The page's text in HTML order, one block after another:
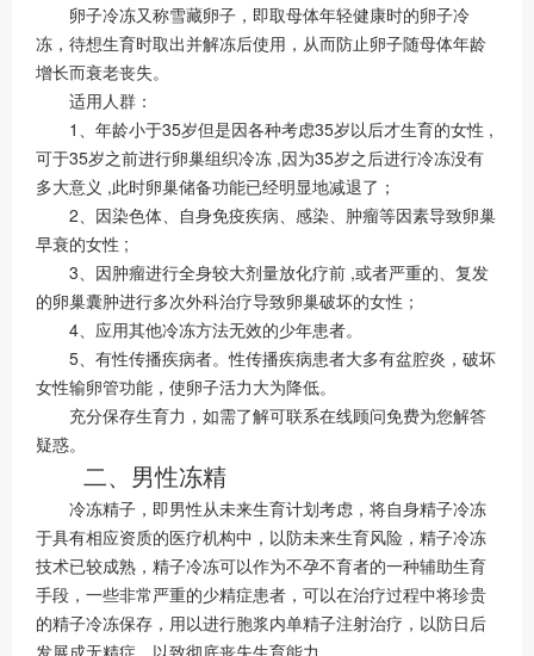
卵子冷冻又称雪藏卵子，即取母体年轻健康时的卵子冷
冻，待想生育时取出并解冻后使用，从而防止卵子随母体年龄
增长而衰老丧失。
适用人群：
1、年龄小于35岁但是因各种考虑35岁以后才生育的女性 ,
可于35岁之前进行卵巢组织冷冻 ,因为35岁之后进行冷冻没有
多大意义 ,此时卵巢储备功能已经明显地减退了；
2、因染色体、自身免疫疾病、感染、肿瘤等因素导致卵巢
早衰的女性 ;
3、因肿瘤进行全身较大剂量放化疗前 ,或者严重的、复发
的卵巢囊肿进行多次外科治疗导致卵巢破坏的女性；
4、应用其他冷冻方法无效的少年患者。
5、有性传播疾病者。性传播疾病患者大多有盆腔炎，破坏
女性输卵管功能，使卵子活力大为降低。
充分保存生育力，如需了解可联系在线顾问免费为您解答
疑惑。
二、男性冻精
冷冻精子，即男性从未来生育计划考虑，将自身精子冷冻
于具有相应资质的医疗机构中，以防未来生育风险，精子冷冻
技术已较成熟，精子冷冻可以作为不孕不育者的一种辅助生育
手段，一些非常严重的少精症患者，可以在治疗过程中将珍贵
的精子冷冻保存，用以进行胞浆内单精子注射治疗，以防日后
发展成无精症，以致彻底丧失生育能力。